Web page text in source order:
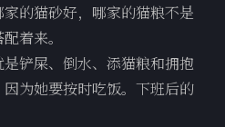
的猫砂好，哪家的猫粮不是
着来。
铲屎、倒水、添猫粮和拥抱
为她要按时吃饭。下班后的